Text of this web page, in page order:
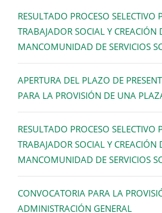
RESULTADO PROCESO
TRABAJADOR SOCIAL Y
MANCOMUNIDAD DE SERVICIOS
APERTURA DEL PLAZO DE
PARA LA PROVISIÓN DE UNA
RESULTADO PROCESO
TRABAJADOR SOCIAL Y
MANCOMUNIDAD DE SERVICIOS
CONVOCATORIA PARA LA
ADMINISTRACIÓN GENERAL